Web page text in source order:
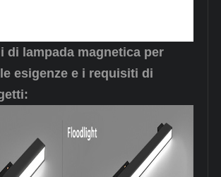
di lampada magnetica per
esigenze e i requisiti di